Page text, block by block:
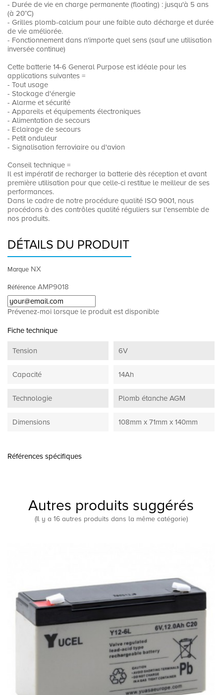
- Durée de vie en charge permanente (floating) : jusqu'à 5 ans
(à 20°C)
- Grilles plomb-calcium pour une faible auto décharge et durée
de vie améliorée.
- Fonctionnement dans n'importe quel sens (sauf une utilisation
inversée continue)
Cette batterie 14-6 General Purpose est idéale pour les
applications suivantes =
- Tout usage
- Stockage d'énergie
- Alarme et sécurité
- Appareils et équipements électroniques
- Alimentation de secours
- Eclairage de secours
- Petit onduleur
- Signalisation ferroviaire ou d'avion
Conseil technique =
Il est impératif de recharger la batterie dès réception et avant
première utilisation pour que celle-ci restitue le meilleur de ses
performances.
Dans le cadre de notre procédure qualité ISO 9001, nous
procédons à des contrôles qualité réguliers sur l'ensemble de
nos produits.
DÉTAILS DU PRODUIT
Marque NX
Référence AMP9018
Prévenez-moi lorsque le produit est disponible
Fiche technique
Tension 6V
Capacité 14Ah
Technologie Plomb étanche AGM
Dimensions 108mm x 71mm x 140mm
Références spécifiques
Autres produits suggérés
(Il y a 16 autres produits dans la même catégorie)